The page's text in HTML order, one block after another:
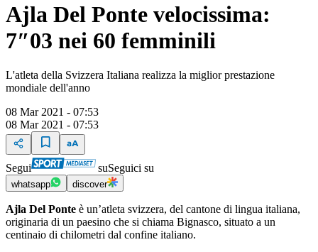
Ajla Del Ponte velocissima:
7″03 nei 60 femminili
L'atleta della Svizzera Italiana realizza la miglior prestazione
mondiale dell'anno
08 Mar 2021 - 07:53
08 Mar 2021 - 07:53
Segui suSeguici su
whatsapp discover
Ajla Del Ponte è un’atleta svizzera, del cantone di lingua italiana,
originaria di un paesino che si chiama Bignasco, situato a un
centinaio di chilometri dal confine italiano.